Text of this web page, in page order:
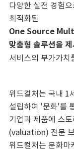
다양한 실전 경험
최적화된
One Source Multi
맞춤형 솔루션을 제
서비스의 부가가치
위드컬처는 국내 1
설립하여 '문화'를
기업과 제품에 스
(valuation) 전문
위드컬처는 문화마